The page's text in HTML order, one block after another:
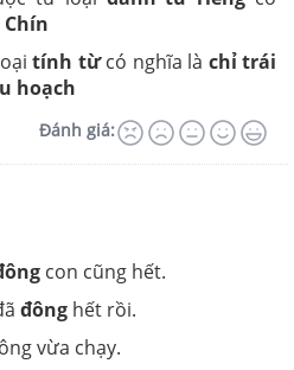
tính từcó nghĩa là chỉ trái
hoạch
Đánh giá:
con cũng hết.
đông hết rồi.
vừa chạy.